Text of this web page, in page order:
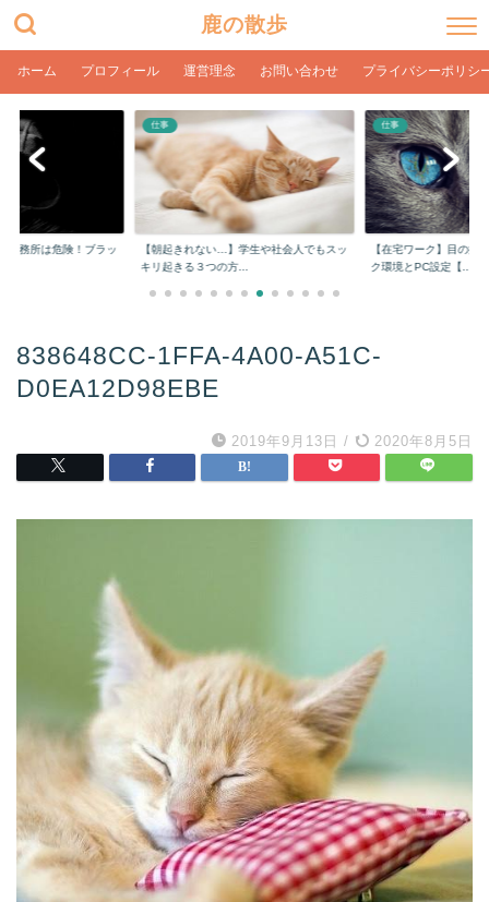
鹿の散歩
ホーム プロフィール 運営理念 お問い合わせ プライバシーポリシ
事務所は危険！ブラッ
仕事
【朝起きれない…】学生や社会人でもスッ
キリ起きる３つの方...
仕事
【在宅ワーク】目の疲
ク環境とPC設定【...
838648CC-1FFA-4A00-A51C-
D0EA12D98EBE
2019年9月13日 / 2020年8月5日